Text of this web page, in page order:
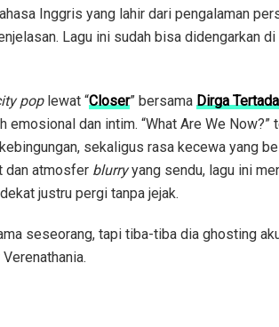
Inggris yang lahir dari pengalaman
Lagu ini sudah bisa didengarkan
poplewat “Closer” bersama Dirga
emosional dan intim. “What Are We
sekaligus rasa kecewa yang
dan atmosfer blurryyang sendu, lagu ini
justru pergi tanpa jejak.
seseorang, tapi tiba-tiba dia ghosting